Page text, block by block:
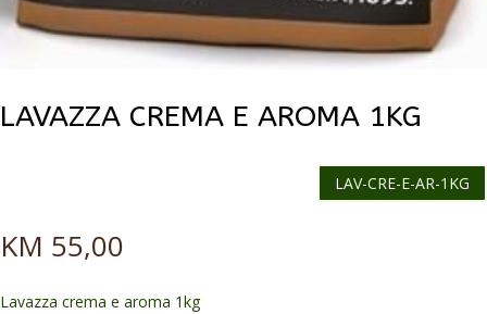
LAVAZZA CREMA E AROMA 1KG
LAV-CRE-E-AR-1KG
KM 55,00
Lavazza crema e aroma 1kg